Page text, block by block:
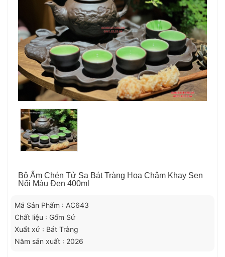
Bộ Ấm Chén Tử Sa Bát Tràng Hoa Châm Khay Sen
Nổi Màu Đen 400ml
Mã Sản Phẩm : AC643
Chất liệu : Gốm Sứ
Xuất xứ : Bát Tràng
Năm sản xuất : 2026